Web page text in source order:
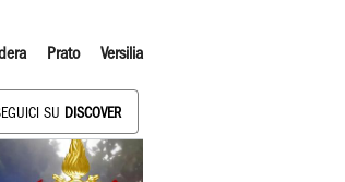
Prato Versilia
SU DISCOVER